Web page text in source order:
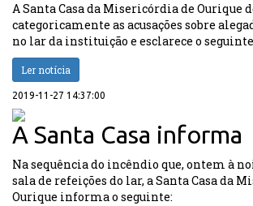
A Santa Casa da Misericórdia de Ourique
categoricamente as acusações sobre
no lar da instituição e esclarece o
Ler notícia
2019-11-27 14:37:00
A Santa Casa informa
Na sequência do incêndio que, ontem à
sala de refeições do lar, a Santa Casa da
Ourique informa o seguinte: